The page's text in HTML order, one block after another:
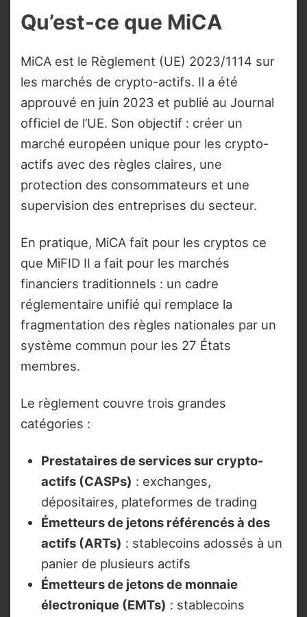
Qu’est-ce que MiCA
MiCA est le Règlement (UE) 2023/1114 sur
les marchés de crypto-actifs. Il a été
approuvé en juin 2023 et publié au Journal
officiel de l’UE. Son objectif : créer un
marché européen unique pour les crypto-
actifs avec des règles claires, une
protection des consommateurs et une
supervision des entreprises du secteur.
En pratique, MiCA fait pour les cryptos ce
que MiFID II a fait pour les marchés
financiers traditionnels : un cadre
réglementaire unifié qui remplace la
fragmentation des règles nationales par un
système commun pour les 27 États
membres.
Le règlement couvre trois grandes
catégories :
Prestataires de services sur crypto-
actifs (CASPs) : exchanges,
dépositaires, plateformes de trading
Émetteurs de jetons référencés à des
actifs (ARTs) : stablecoins adossés à un
panier de plusieurs actifs
Émetteurs de jetons de monnaie
électronique (EMTs) : stablecoins